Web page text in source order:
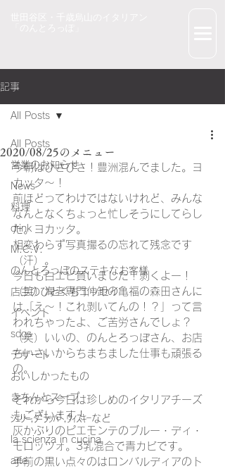
記事
All Posts
営業のお知らせ
News
料理
drink
M.C.V.
のんとろっぽのステキなお客様
店主のひとくちエッセイ
イベント
sdgs
デザート
おいしかったもの
きちんとスープ
ｼｪﾘｰ,ｸﾞﾗｯﾊﾟ,ｳｨｽｷｰなど
la scienza in cucina
arte
All Posts
2020/08/25のメニュー
今朝はひさびさ！豊洲混んでました。ヨ
カッタ～！
前ほどってわけではないけれど、みんな
なんとなくちょっと忙しそうにしてらし
た。ヨカッタ。
相変わらず写真撮るの忘れて残念です
（汗）。
今日も白エビ買いました！剥くよー！
（笑）海老専門仲卸の亀福の森田さんに
は「え～！これ剥いてんの！？」って言
われちゃったよ、ご苦労さんでしょ？
（笑）いいの、のんとろっぽさん、お店
ちいさいからちまちました仕事も頑張る
の。
それから今日は珍しめのイタリアチーズ
もございます！
灰かぶりのピエモンテのブルー・ディ・
モロッツォ。3乳混合で青カビです。
手前の黒い点々のはロンバルディアのト